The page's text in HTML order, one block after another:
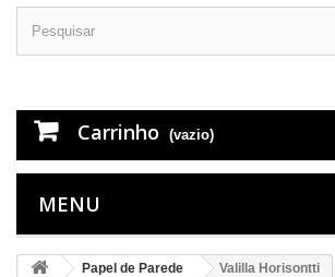
Carrinho (vazio)
MENU
Papel de Parede Valilla Horisontti